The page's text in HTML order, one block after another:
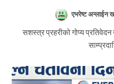
एभरेष्ट अन्लाईन
सशस्त्र प्रहरीको गोप्य प्रतिवेदन खुलासा: तराई-मधेशमा जातीय र